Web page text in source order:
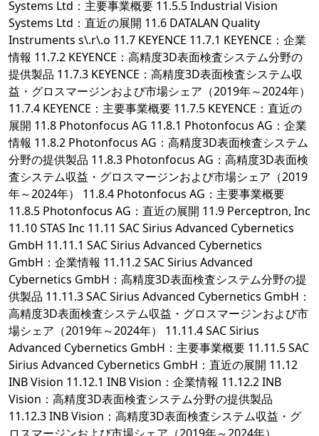
Systems Ltd：主要事業概要 11.5.5 Industrial Vision
Systems Ltd：直近の展開 11.6 DATALAN Quality
Instruments s\.r\.o 11.7 KEYENCE 11.7.1 KEYENCE：企業
情報 11.7.2 KEYENCE：高精度3D表面検査システム分野の
提供製品 11.7.3 KEYENCE：高精度3D表面検査システム収
益・グロスマージンおよび市場シェア（2019年～2024年）
11.7.4 KEYENCE：主要事業概要 11.7.5 KEYENCE：直近の
展開 11.8 Photonfocus AG 11.8.1 Photonfocus AG：企業
情報 11.8.2 Photonfocus AG：高精度3D表面検査システム
分野の提供製品 11.8.3 Photonfocus AG：高精度3D表面検
査システム収益・グロスマージンおよび市場シェア（2019
年～2024年） 11.8.4 Photonfocus AG：主要事業概要
11.8.5 Photonfocus AG：直近の展開 11.9 Perceptron, Inc
11.10 STAS Inc 11.11 SAC Sirius Advanced Cybernetics
GmbH 11.11.1 SAC Sirius Advanced Cybernetics
GmbH：企業情報 11.11.2 SAC Sirius Advanced
Cybernetics GmbH：高精度3D表面検査システム分野の提
供製品 11.11.3 SAC Sirius Advanced Cybernetics GmbH：
高精度3D表面検査システム収益・グロスマージンおよび市
場シェア（2019年～2024年） 11.11.4 SAC Sirius
Advanced Cybernetics GmbH：主要事業概要 11.11.5 SAC
Sirius Advanced Cybernetics GmbH：直近の展開 11.12
INB Vision 11.12.1 INB Vision：企業情報 11.12.2 INB
Vision：高精度3D表面検査システム分野の提供製品
11.12.3 INB Vision：高精度3D表面検査システム収益・グ